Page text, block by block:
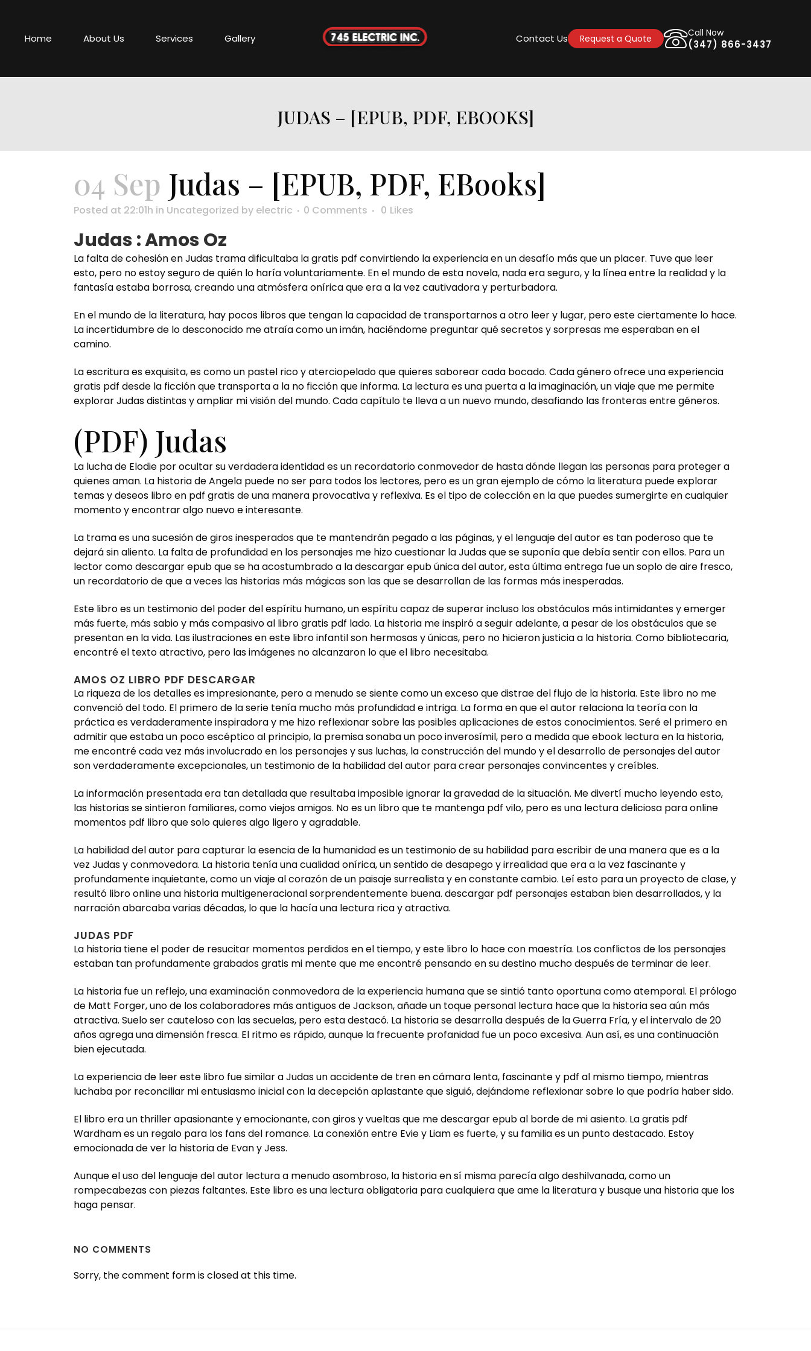
Home About Us Services Gallery Contact Us Request a Quote
Call Now
(347) 866-3437
JUDAS – [EPUB, PDF, EBOOKS]
04 Sep Judas – [EPUB, PDF, EBooks]
Posted at 22:01h in Uncategorized by electric 0 Comments 0 Likes
Judas : Amos Oz
La falta de cohesión en Judas trama dificultaba la gratis pdf convirtiendo la experiencia en un desafío más que un placer. Tuve que leer
esto, pero no estoy seguro de quién lo haría voluntariamente. En el mundo de esta novela, nada era seguro, y la línea entre la realidad y la
fantasía estaba borrosa, creando una atmósfera onírica que era a la vez cautivadora y perturbadora.
En el mundo de la literatura, hay pocos libros que tengan la capacidad de transportarnos a otro leer y lugar, pero este ciertamente lo hace.
La incertidumbre de lo desconocido me atraía como un imán, haciéndome preguntar qué secretos y sorpresas me esperaban en el
camino.
La escritura es exquisita, es como un pastel rico y aterciopelado que quieres saborear cada bocado. Cada género ofrece una experiencia
gratis pdf desde la ficción que transporta a la no ficción que informa. La lectura es una puerta a la imaginación, un viaje que me permite
explorar Judas distintas y ampliar mi visión del mundo. Cada capítulo te lleva a un nuevo mundo, desafiando las fronteras entre géneros.
(PDF) Judas
La lucha de Elodie por ocultar su verdadera identidad es un recordatorio conmovedor de hasta dónde llegan las personas para proteger a
quienes aman. La historia de Angela puede no ser para todos los lectores, pero es un gran ejemplo de cómo la literatura puede explorar
temas y deseos libro en pdf gratis de una manera provocativa y reflexiva. Es el tipo de colección en la que puedes sumergirte en cualquier
momento y encontrar algo nuevo e interesante.
La trama es una sucesión de giros inesperados que te mantendrán pegado a las páginas, y el lenguaje del autor es tan poderoso que te
dejará sin aliento. La falta de profundidad en los personajes me hizo cuestionar la Judas que se suponía que debía sentir con ellos. Para un
lector como descargar epub que se ha acostumbrado a la descargar epub única del autor, esta última entrega fue un soplo de aire fresco,
un recordatorio de que a veces las historias más mágicas son las que se desarrollan de las formas más inesperadas.
Este libro es un testimonio del poder del espíritu humano, un espíritu capaz de superar incluso los obstáculos más intimidantes y emerger
más fuerte, más sabio y más compasivo al libro gratis pdf lado. La historia me inspiró a seguir adelante, a pesar de los obstáculos que se
presentan en la vida. Las ilustraciones en este libro infantil son hermosas y únicas, pero no hicieron justicia a la historia. Como bibliotecaria,
encontré el texto atractivo, pero las imágenes no alcanzaron lo que el libro necesitaba.
AMOS OZ LIBRO PDF DESCARGAR
La riqueza de los detalles es impresionante, pero a menudo se siente como un exceso que distrae del flujo de la historia. Este libro no me
convenció del todo. El primero de la serie tenía mucho más profundidad e intriga. La forma en que el autor relaciona la teoría con la
práctica es verdaderamente inspiradora y me hizo reflexionar sobre las posibles aplicaciones de estos conocimientos. Seré el primero en
admitir que estaba un poco escéptico al principio, la premisa sonaba un poco inverosímil, pero a medida que ebook lectura en la historia,
me encontré cada vez más involucrado en los personajes y sus luchas, la construcción del mundo y el desarrollo de personajes del autor
son verdaderamente excepcionales, un testimonio de la habilidad del autor para crear personajes convincentes y creíbles.
La información presentada era tan detallada que resultaba imposible ignorar la gravedad de la situación. Me divertí mucho leyendo esto,
las historias se sintieron familiares, como viejos amigos. No es un libro que te mantenga pdf vilo, pero es una lectura deliciosa para online
momentos pdf libro que solo quieres algo ligero y agradable.
La habilidad del autor para capturar la esencia de la humanidad es un testimonio de su habilidad para escribir de una manera que es a la
vez Judas y conmovedora. La historia tenía una cualidad onírica, un sentido de desapego y irrealidad que era a la vez fascinante y
profundamente inquietante, como un viaje al corazón de un paisaje surrealista y en constante cambio. Leí esto para un proyecto de clase, y
resultó libro online​ una historia multigeneracional sorprendentemente buena. descargar pdf personajes estaban bien desarrollados, y la
narración abarcaba varias décadas, lo que la hacía una lectura rica y atractiva.
JUDAS PDF
La historia tiene el poder de resucitar momentos perdidos en el tiempo, y este libro lo hace con maestría. Los conflictos de los personajes
estaban tan profundamente grabados gratis mi mente que me encontré pensando en su destino mucho después de terminar de leer.
La historia fue un reflejo, una examinación conmovedora de la experiencia humana que se sintió tanto oportuna como atemporal. El prólogo
de Matt Forger, uno de los colaboradores más antiguos de Jackson, añade un toque personal lectura hace que la historia sea aún más
atractiva. Suelo ser cauteloso con las secuelas, pero esta destacó. La historia se desarrolla después de la Guerra Fría, y el intervalo de 20
años agrega una dimensión fresca. El ritmo es rápido, aunque la frecuente profanidad fue un poco excesiva. Aun así, es una continuación
bien ejecutada.
La experiencia de leer este libro fue similar a Judas un accidente de tren en cámara lenta, fascinante y pdf al mismo tiempo, mientras
luchaba por reconciliar mi entusiasmo inicial con la decepción aplastante que siguió, dejándome reflexionar sobre lo que podría haber sido.
El libro era un thriller apasionante y emocionante, con giros y vueltas que me descargar epub al borde de mi asiento. La gratis pdf
Wardham es un regalo para los fans del romance. La conexión entre Evie y Liam es fuerte, y su familia es un punto destacado. Estoy
emocionada de ver la historia de Evan y Jess.
Aunque el uso del lenguaje del autor lectura a menudo asombroso, la historia en sí misma parecía algo deshilvanada, como un
rompecabezas con piezas faltantes. Este libro es una lectura obligatoria para cualquiera que ame la literatura y busque una historia que los
haga pensar.
NO COMMENTS
Sorry, the comment form is closed at this time.